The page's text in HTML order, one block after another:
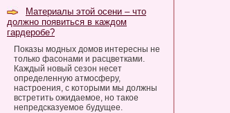
Материалы этой осени – что
должно появиться в каждом
гардеробе?
Показы модных домов интересны не
только фасонами и расцветками.
Каждый новый сезон несет
определенную атмосферу,
настроения, с которыми мы должны
встретить ожидаемое, но такое
непредсказуемое будущее.